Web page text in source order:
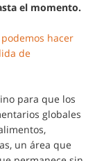
el momento.
hacer
de
para que los
globales
un área que